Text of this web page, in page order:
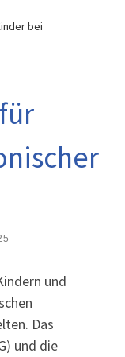
bei
und
Das
und die